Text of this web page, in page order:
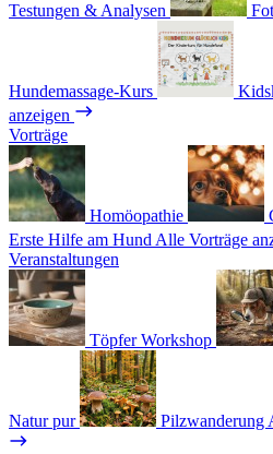
Testungen & Analysen
Hundemassage-Kurs
anzeigen
Vorträge
Homöopathie
Erste Hilfe am Hund Alle Vorträge
Veranstaltungen
Töpfer Workshop
Natur pur Pilzwanderung